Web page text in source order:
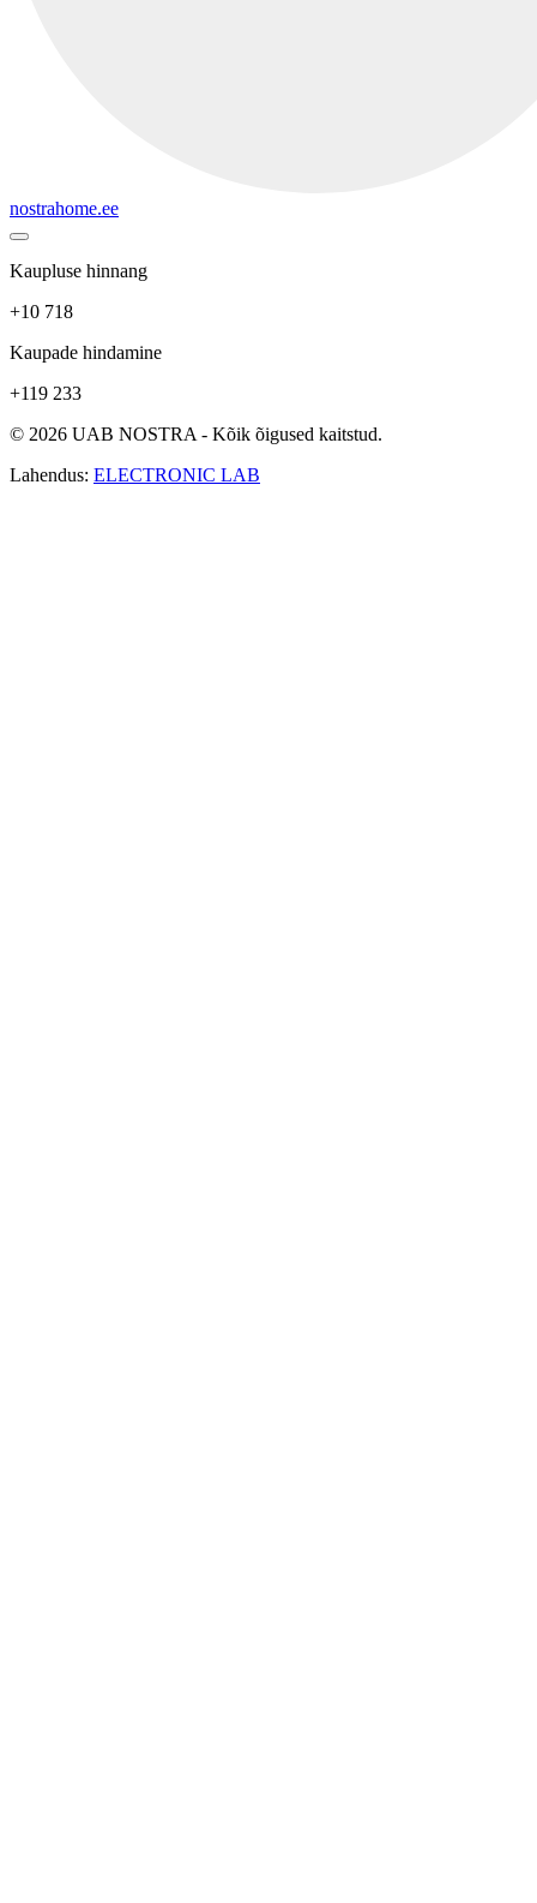
nostrahome.ee
Kaupluse hinnang
+10 718
Kaupade hindamine
+119 233
© 2026 UAB NOSTRA - Kõik õigused kaitstud.
Lahendus: ELECTRONIC LAB